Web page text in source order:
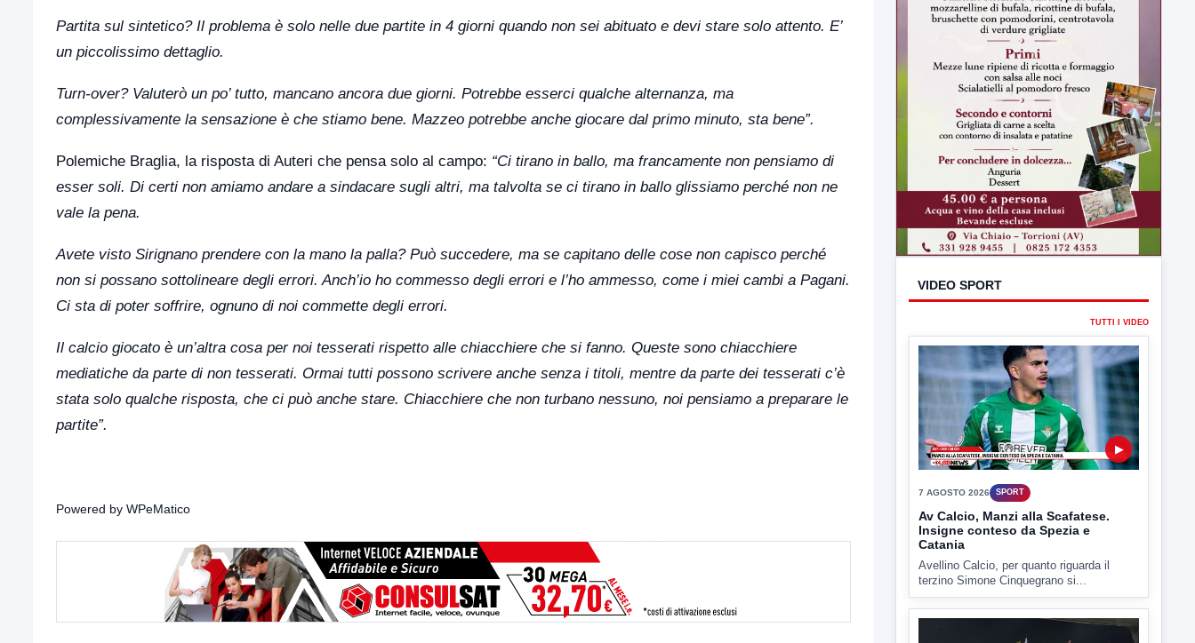
Partita sul sintetico? Il problema è solo nelle due partite in 4 giorni quando non sei abituato e devi stare solo attento. E’
un piccolissimo dettaglio.
Turn-over? Valuterò un po’ tutto, mancano ancora due giorni. Potrebbe esserci qualche alternanza, ma
complessivamente la sensazione è che stiamo bene. Mazzeo potrebbe anche giocare dal primo minuto, sta bene”.
Polemiche Braglia, la risposta di Auteri che pensa solo al campo: “Ci tirano in ballo, ma francamente non pensiamo di
esser soli. Di certi non amiamo andare a sindacare sugli altri, ma talvolta se ci tirano in ballo glissiamo perché non ne
vale la pena.
Avete visto Sirignano prendere con la mano la palla? Può succedere, ma se capitano delle cose non capisco perché
non si possano sottolineare degli errori. Anch’io ho commesso degli errori e l’ho ammesso, come i miei cambi a Pagani.
Ci sta di poter soffrire, ognuno di noi commette degli errori.
Il calcio giocato è un’altra cosa per noi tesserati rispetto alle chiacchiere che si fanno. Queste sono chiacchiere
mediatiche da parte di non tesserati. Ormai tutti possono scrivere anche senza i titoli, mentre da parte dei tesserati c’è
stata solo qualche risposta, che ci può anche stare. Chiacchiere che non turbano nessuno, noi pensiamo a preparare le
partite”.
Powered by WPeMatico
VIDEO SPORT
TUTTI I VIDEO
▶
7 AGOSTO 2026 SPORT
Av Calcio, Manzi alla Scafatese.
Insigne conteso da Spezia e
Catania
Avellino Calcio, per quanto riguarda il
terzino Simone Cinquegrano si...